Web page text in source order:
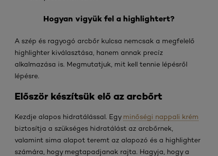
Hogyan vigyük fel a highlightert?
A szép és ragyogó arcbőr kulcsa nemcsak a megfelelő
highlighter kiválasztása, hanem annak precíz
alkalmazása is. Megmutatjuk, mit kell tennie lépésről
lépésre.
Először készítsük elő az arcbőrt
Kezdje alapos hidratálással. Egy minőségi nappali krém
biztosítja a szükséges hidratálást az arcbőrnek,
valamint sima alapot teremt az alapozó és a highlighter
számára, hogy megtapadjanak rajta. Hagyja, hogy a